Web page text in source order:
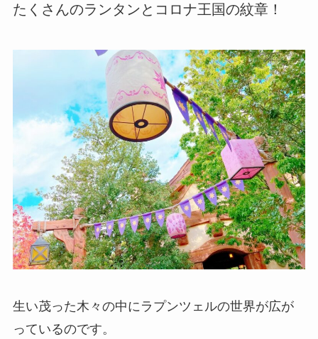
たくさんのランタンとコロナ王国の紋章！
生い茂った木々の中にラプンツェルの世界が広が
っているのです。